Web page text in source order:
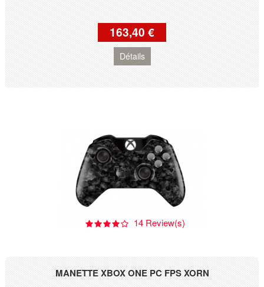
163,40 €
Détails
MANETTE XBOX ONE PC FPS XORN
14 Review(s)